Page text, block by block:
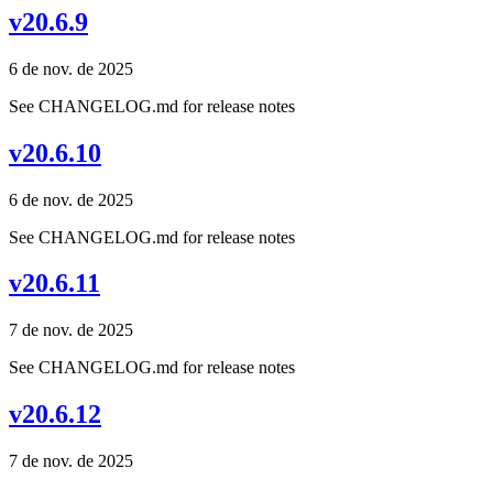
v20.6.9
6 de nov. de 2025
See CHANGELOG.md for release notes
v20.6.10
6 de nov. de 2025
See CHANGELOG.md for release notes
v20.6.11
7 de nov. de 2025
See CHANGELOG.md for release notes
v20.6.12
7 de nov. de 2025